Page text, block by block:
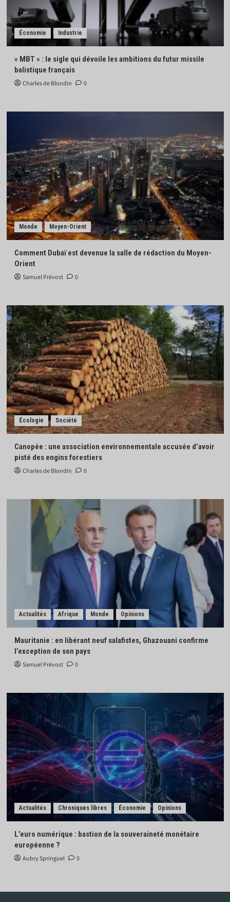
Économie Industrie
« MBT » : le sigle qui dévoile les ambitions du futur missile
balistique français
Charles de Blondin 0
Monde Moyen-Orient
Comment Dubaï est devenue la salle de rédaction du Moyen-
Orient
Samuel Prévost 0
Écologie Société
Canopée : une association environnementale accusée d’avoir
pisté des engins forestiers
Charles de Blondin 0
Actualités Afrique Monde Opinions
Mauritanie : en libérant neuf salafistes, Ghazouani confirme
l’exception de son pays
Samuel Prévost 0
Actualités Chroniques libres Économie Opinions
L’euro numérique : bastion de la souveraineté monétaire
européenne ?
Aubry Springuel 0